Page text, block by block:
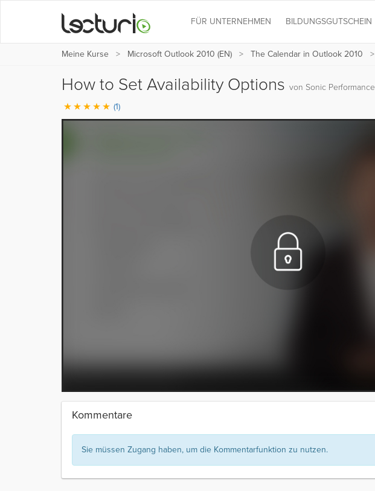
FÜR UNTERNEHMEN BILDUNGSGUTSCHEIN
Meine Kurse Microsoft Outlook 2010 (EN) The Calendar in Outlook 2010
How to Set Availability Options von Sonic Performance
(1)
Kommentare
Sie müssen Zugang haben, um die Kommentarfunktion zu nutzen.